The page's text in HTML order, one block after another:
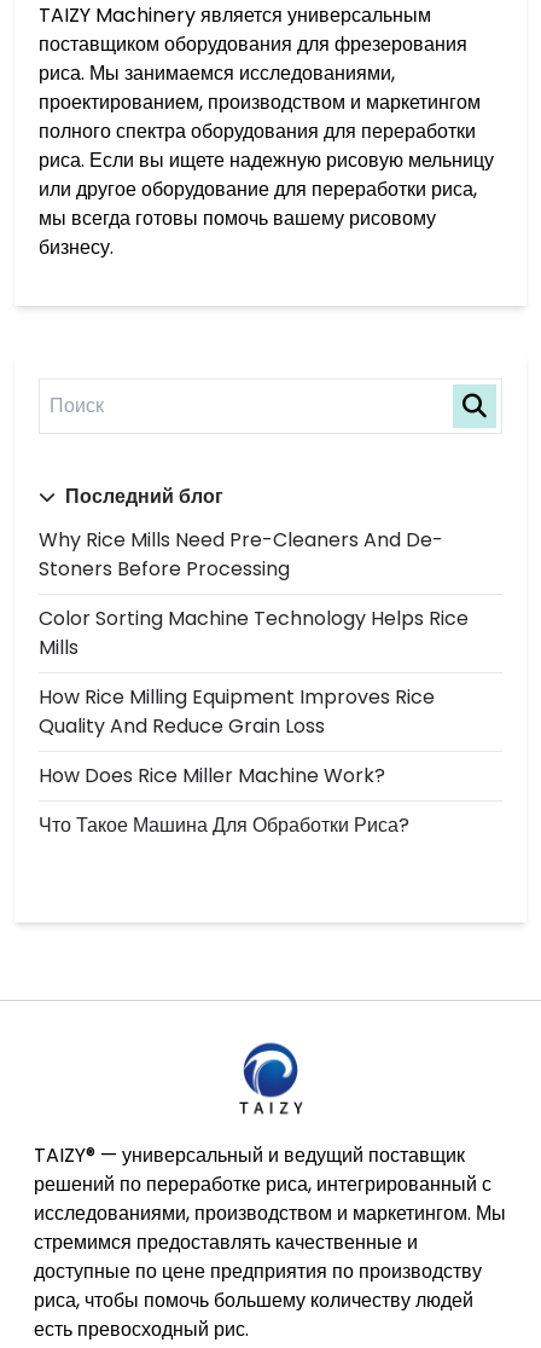
Последний блог
Why Rice Mills Need Pre-Cleaners And De-
Stoners Before Processing
Color Sorting Machine Technology Helps Rice
Mills
How Rice Milling Equipment Improves Rice
Quality And Reduce Grain Loss
How Does Rice Miller Machine Work?
Что Такое Машина Для Обработки Риса?
TAIZY Machinery является универсальным
поставщиком оборудования для фрезерования
риса. Мы занимаемся исследованиями,
проектированием, производством и маркетингом
полного спектра оборудования для переработки
риса. Если вы ищете надежную рисовую мельницу
или другое оборудование для переработки риса,
мы всегда готовы помочь вашему рисовому
бизнесу.
TAIZY® — универсальный и ведущий поставщик
решений по переработке риса, интегрированный с
исследованиями, производством и маркетингом. Мы
стремимся предоставлять качественные и
доступные по цене предприятия по производству
риса, чтобы помочь большему количеству людей
есть превосходный рис.